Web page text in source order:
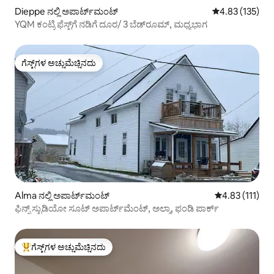
Dieppe ನಲ್ಲಿ ಅಪಾರ್ಟ್‌ಮಂಟ್ 5 ರಲ್ಲಿ 4.83
4.83 (135)
YQM ಕಂಟ್ರಿ ಫೆಸ್ಟ್‌ಗೆ ನಡಿಗೆ ದೂರ/ 3 ಬೆಡ್‌ರೂಮ್, ಮಧ್ಯಭಾಗ
ಗೆಸ್ಟ್‌ಗಳ ಅಚ್ಚುಮೆಚ್ಚಿನದು
ಗೆಸ್ಟ್‌ಗಳ ಅಚ್ಚುಮೆಚ್ಚಿನದು
Alma ನಲ್ಲಿ ಅಪಾರ್ಟ್‌ಮಂಟ್ 5 ರಲ್ಲಿ 4.83
4.83 (111)
ಫಿನ್ಸ್ ಸ್ಟುಡಿಯೋ ಸೂಟ್ ಅಪಾರ್ಟ್‌ಮೆಂಟ್, ಅಲ್ಮಾ, ಫಂಡಿ ಪಾರ್ಕ್
ಗೆಸ್ಟ್‌ಗಳಿಗೆ ಅತಿ ಹೆಚ್ಚು ಅಚ್ಚುಮೆಚ್ಚಿನದು
ಗೆಸ್ಟ್‌ಗಳ ಅಚ್ಚುಮೆಚ್ಚಿನದು